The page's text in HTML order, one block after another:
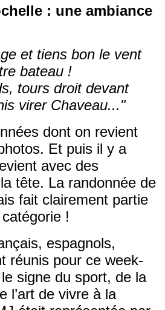
: une ambiance
et tiens bon le vent
bateau !
tours droit devant
virer Chaveau..."
dont on revient
Et puis il y a
avec des
tête. La randonnée de
fait clairement partie
!
espagnols,
réunis pour ce week-
signe du sport, de la
l’art de vivre à la